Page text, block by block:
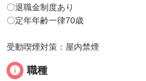
〇退職金制度あり
〇定年年齢一律70歳
受動喫煙対策：屋内禁煙
info 職種